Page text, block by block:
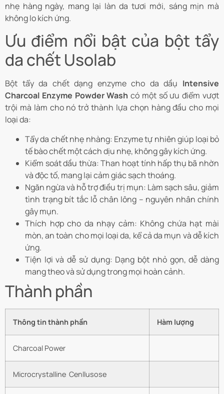
nhẹ hàng ngày, mang lại làn da tươi mới, sáng mịn mà
không lo kích ứng.
Ưu điểm nổi bật của bột tẩy
da chết Usolab
Bột tẩy da chết dạng enzyme cho da dầụ Intensive
Charcoal Enzyme Powder Wash có một số ưu điểm vượt
trội mà làm cho nó trở thành lựa chọn hàng đầu cho mọi
loại da:
Tẩy da chết nhẹ nhàng: Enzyme tự nhiên giúp loại bỏ
tế bào chết một cách dịu nhẹ, không gây kích ứng.
Kiểm soát dầu thừa: Than hoạt tính hấp thụ bã nhờn
và độc tố, mang lại cảm giác sạch thoáng.
Ngăn ngừa và hỗ trợ điều trị mụn: Làm sạch sâu, giảm
tình trạng bít tắc lỗ chân lông – nguyên nhân chính
gây mụn.
Thích hợp cho da nhạy cảm: Không chứa hạt mài
mòn, an toàn cho mọi loại da, kể cả da mụn và dễ kích
ứng.
Tiện lợi và dễ sử dụng: Dạng bột nhỏ gọn, dễ dàng
mang theo và sử dụng trong mọi hoàn cảnh.
Thành phần
Thông tin thành phần Hàm lượng
Charcoal Power
Microcrystalline Cenllusose